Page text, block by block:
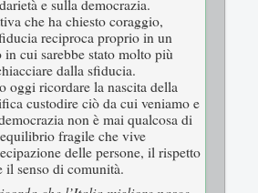
e sulla democrazia.
che ha chiesto coraggio,
reciproca proprio in un
cui sarebbe stato molto più
dalla sfiducia.
oggi ricordare la nascita della
custodire ciò da cui veniamo e
non è mai qualcosa di
fragile che vive
delle persone, il rispetto
senso di comunità.